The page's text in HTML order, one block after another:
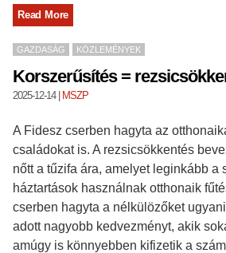
Read More
GAZDASÁG KÖZLEMÉNYEK
Korszerűsítés =
2025-12-14| MSZP
A Fidesz cserben hagyta az
családokat is. A rezsicsökkentés
nőtt a tűzifa ára, amelyet leginkább a
háztartások használnak otthonaik
cserben hagyta a nélkülözőket
adott nagyobb kedvezményt, akik
amúgy is könnyebben kifizetik a